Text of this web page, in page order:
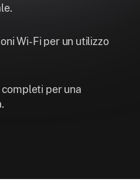
Wi-Fi per un utilizzo
per una